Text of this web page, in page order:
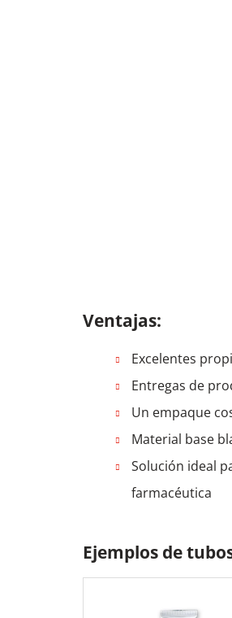
Ventajas:
Excelentes
Entregas de
Un empaque
Material base
Solución ideal
farmacéutica
Ejemplos de